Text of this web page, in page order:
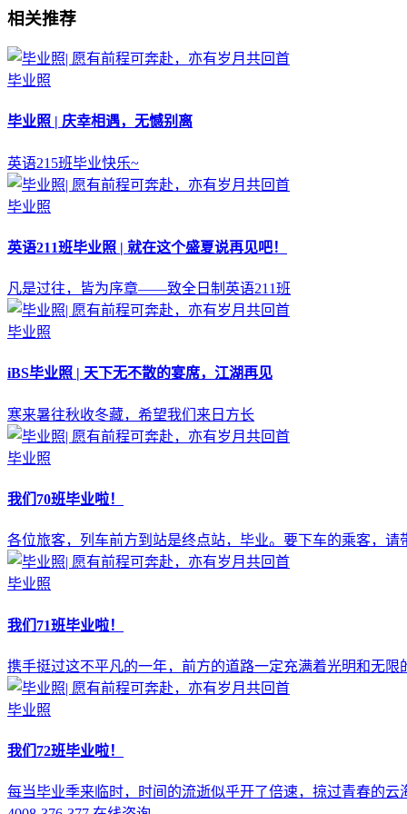
相关推荐
毕业照
毕业照 | 庆幸相遇，无憾别离
英语215班毕业快乐~
毕业照
英语211班毕业照 | 就在这个盛夏说再见吧！
凡是过往，皆为序章——致全日制英语211班
毕业照
iBS毕业照 | 天下无不散的宴席，江湖再见
寒来暑往秋收冬藏，希望我们来日方长
毕业照
我们70班毕业啦！
各位旅客，列车前方到站是终点站，毕业。要下车的乘客，
毕业照
我们71班毕业啦！
携手挺过这不平凡的一年，前方的道路一定充满着光明和无限
毕业照
我们72班毕业啦！
每当毕业季来临时，时间的流逝似乎开了倍速，掠过青春的云